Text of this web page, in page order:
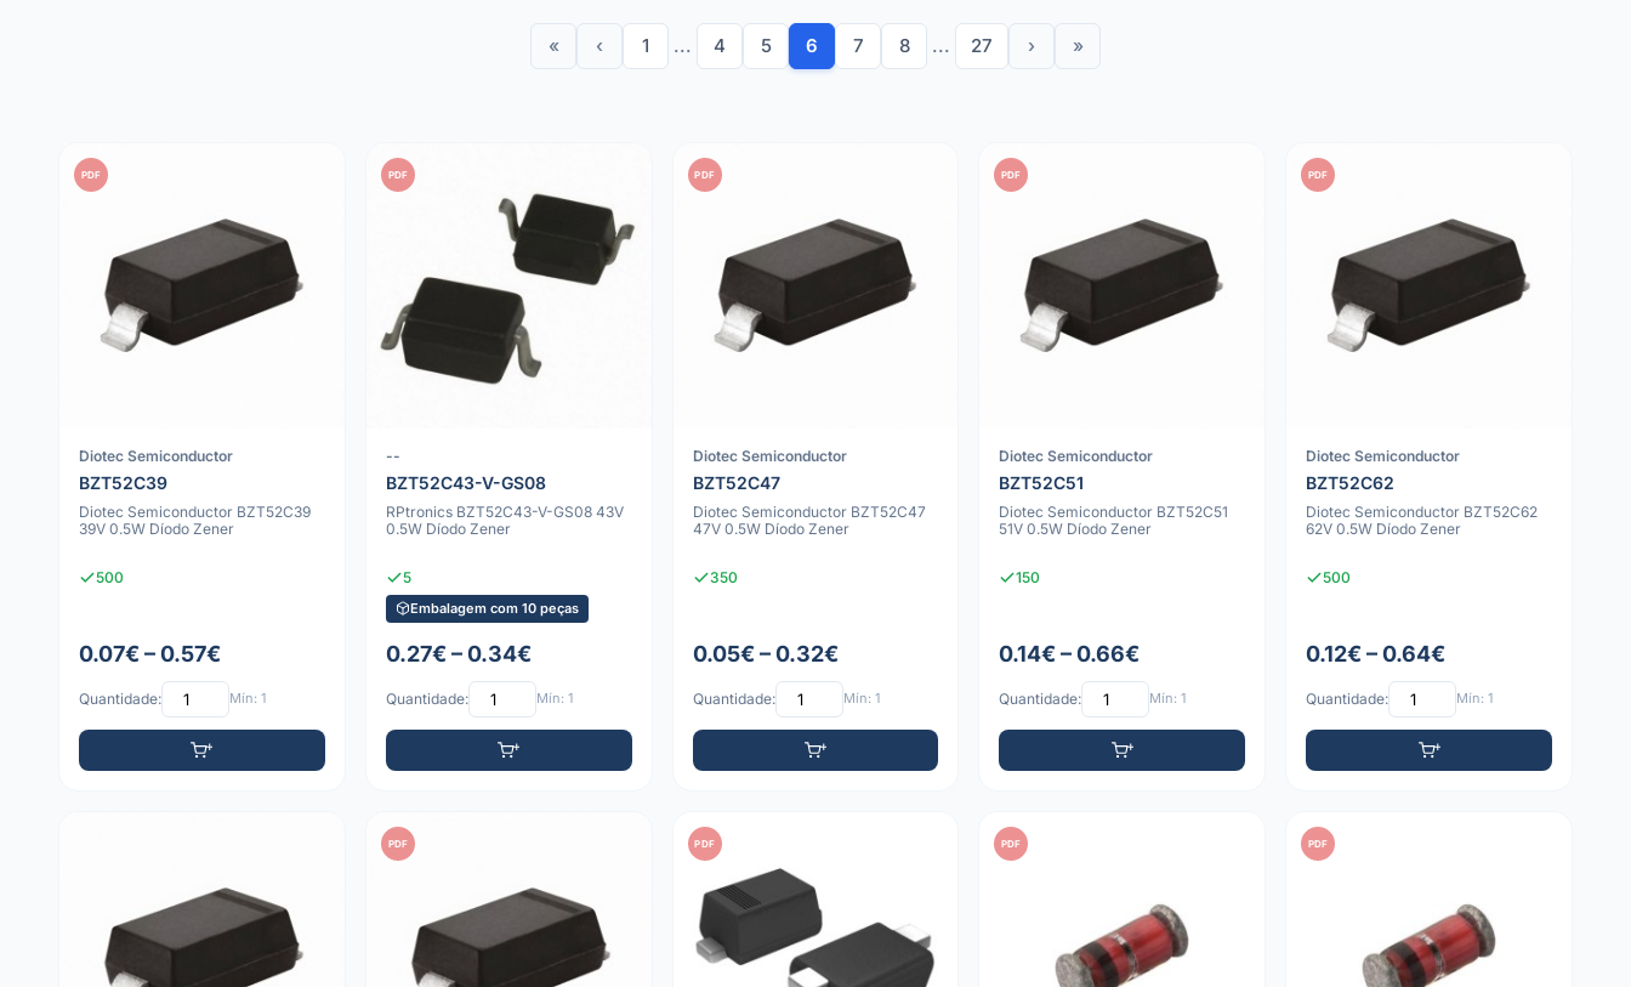
« ‹ 1 ... 4 5 6 7 8 ... 27 › »
PDF
Diotec Semiconductor
BZT52C39
Diotec Semiconductor BZT52C39
39V 0.5W Díodo Zener
500
0.07€ – 0.57€
Quantidade: Mín: 1
PDF
--
BZT52C43-V-GS08
RPtronics BZT52C43-V-GS08 43V
0.5W Díodo Zener
5
Embalagem com 10 peças
0.27€ – 0.34€
Quantidade: Mín: 1
PDF
Diotec Semiconductor
BZT52C47
Diotec Semiconductor BZT52C47
47V 0.5W Díodo Zener
350
0.05€ – 0.32€
Quantidade: Mín: 1
PDF
Diotec Semiconductor
BZT52C51
Diotec Semiconductor BZT52C51
51V 0.5W Díodo Zener
150
0.14€ – 0.66€
Quantidade: Mín: 1
PDF
Diotec Semiconductor
BZT52C62
Diotec Semiconductor BZT52C62
62V 0.5W Díodo Zener
500
0.12€ – 0.64€
Quantidade: Mín: 1
PDF PDF PDF PDF